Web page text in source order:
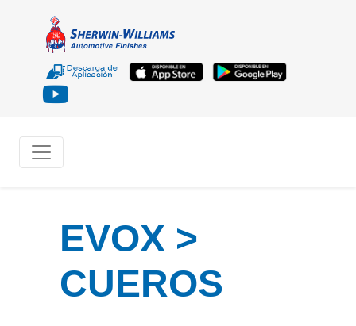
EVOX >
CUEROS